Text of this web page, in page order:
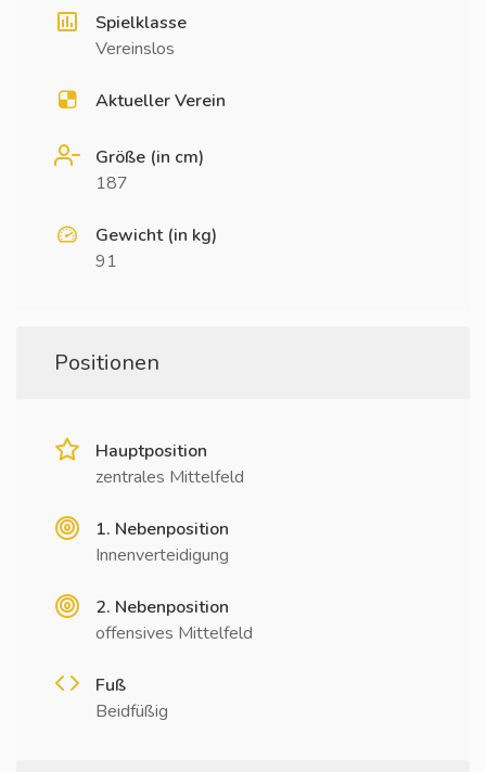
Spielklasse
Vereinslos
Aktueller Verein
Größe (in cm)
187
Gewicht (in kg)
91
Positionen
Hauptposition
zentrales Mittelfeld
1. Nebenposition
Innenverteidigung
2. Nebenposition
offensives Mittelfeld
Fuß
Beidfüßig